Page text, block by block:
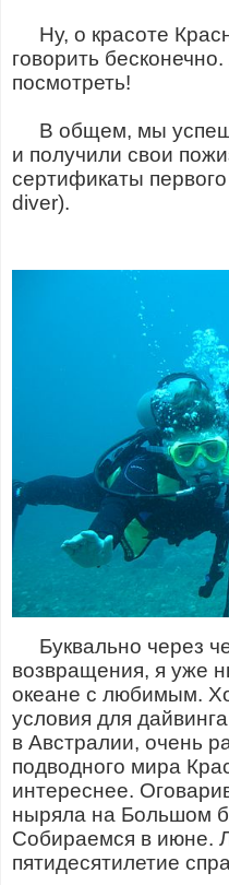
Ну, о красоте
говорить
посмотреть!
В общем, мы
и получили свои
сертификаты
diver).
Буквально через
возвращения, я уже
океане с любимым.
условия для
в Австралии, очень
подводного мира
интереснее.
ныряла на Большом
Собираемся в июне.
пятидесятилетие